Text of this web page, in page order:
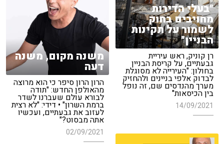
"בעלי הדירות
מחויבים בחוק
לשמור על תקינות
הבניין"
רן קוניק, ראש עיריית
גבעתיים, על קריסת הבניין
בחולון: "העירייה לא מסוגלת
לבדוק אלפי בניינים ולהחזיק
מערך מהנדסים שם, זה נופל
בין הכיסאות"
14/09/2021
משנה מקום, משנה
דעה
הרון הרון סיפר כי הוא מרוצה
מהאולפן החדש: "תודה
לבורא עולם שעברנו לשדר
ברמת השרון" • דידי: "לא רצית
לעזוב את גבעתיים, ועכשיו
אתה מבסוט?"
02/09/2021